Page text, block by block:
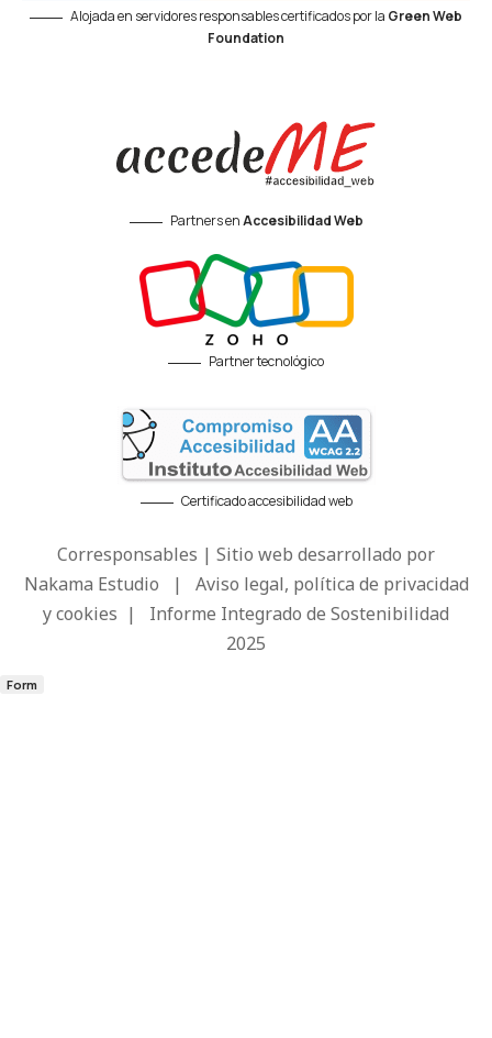
Alojada en servidores responsables certificados por la Green Web
Foundation
Partners enAccesibilidad Web
Partner tecnológico
Certificado accesibilidad web
Corresponsables | Sitio web desarrollado por
Nakama Estudio | Aviso legal, política de privacidad
y cookies | Informe Integrado de Sostenibilidad
2025
Form